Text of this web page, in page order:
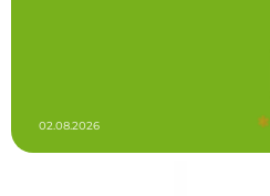
02.08.2026